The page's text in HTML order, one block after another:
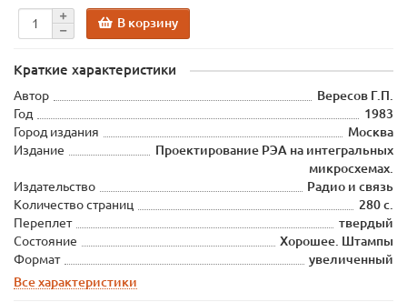
В корзину
Краткие характеристики
Автор
Вересов Г.П.
Год
1983
Город издания
Москва
Издание
Проектирование РЭА на интегральных
микросхемах.
Издательство
Радио и связь
Количество страниц
280 с.
Переплет
твердый
Состояние
Хорошее. Штампы
Формат
увеличенный
Все характеристики